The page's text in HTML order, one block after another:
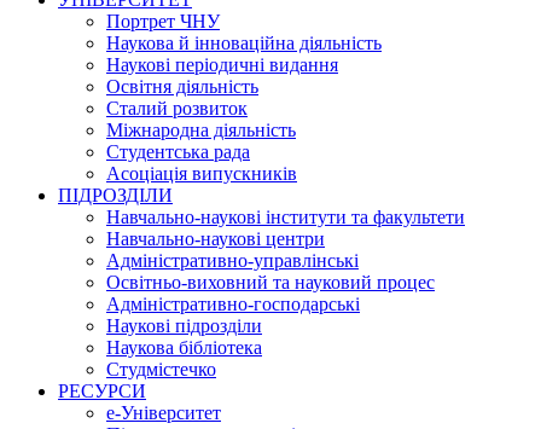
Портрет ЧНУ
Наукова й інноваційна діяльність
Наукові періодичні видання
Освітня діяльність
Сталий розвиток
Міжнародна діяльність
Студентська рада
Асоціація випускників
ПІДРОЗДІЛИ
Навчально-наукові інститути та факультети
Навчально-наукові центри
Адміністративно-управлінські
Освітньо-виховний та науковий процес
Адміністративно-господарські
Наукові підрозділи
Наукова бібліотека
Студмістечко
РЕСУРСИ
е-Університет